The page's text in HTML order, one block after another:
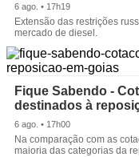
6 ago. • 17h19
Extensão das restrições
mercado de diesel.
Fique Sabendo -
destinados à
6 ago. • 17h00
Na comparação com as
maioria das categorias da